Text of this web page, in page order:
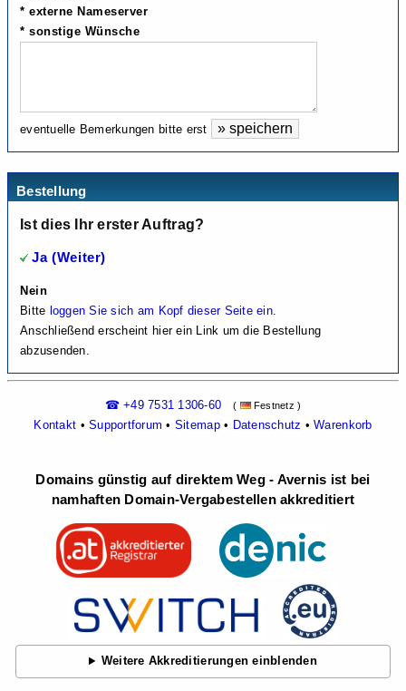
* externe Nameserver
* sonstige Wünsche
eventuelle Bemerkungen bitte erst
Bestellung
Ist dies Ihr erster Auftrag?
Ja (Weiter)
Nein
Bitte loggen Sie sich am Kopf dieser Seite ein.
Anschließend erscheint hier ein Link um die Bestellung
abzusenden.
☎ +49 7531 1306-60 ( Festnetz )
Kontakt •Supportforum • Sitemap• Datenschutz •Warenkorb
Domains günstig auf direktem Weg - Avernis ist bei
namhaften Domain-Vergabestellen akkreditiert
Weitere Akkreditierungen einblenden